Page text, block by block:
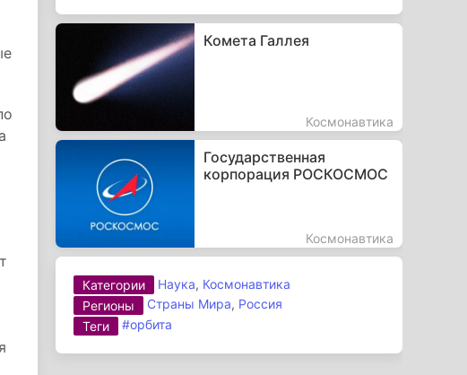
Комета Галлея
Космонавтика
Государственная
корпорация РОСКОСМОС
Космонавтика
Категории Наука, Космонавтика
Регионы
Страны Мира, Россия
Теги
#орбита